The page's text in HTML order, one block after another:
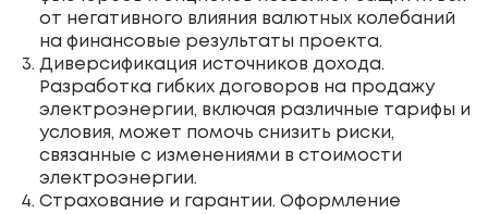
от негативного влияния валютных колебаний
на финансовые результаты проекта.
Диверсификация источников дохода.
Разработка гибких договоров на продажу
электроэнергии, включая различные тарифы и
условия, может помочь снизить риски,
связанные с изменениями в стоимости
электроэнергии.
Страхование и гарантии. Оформление